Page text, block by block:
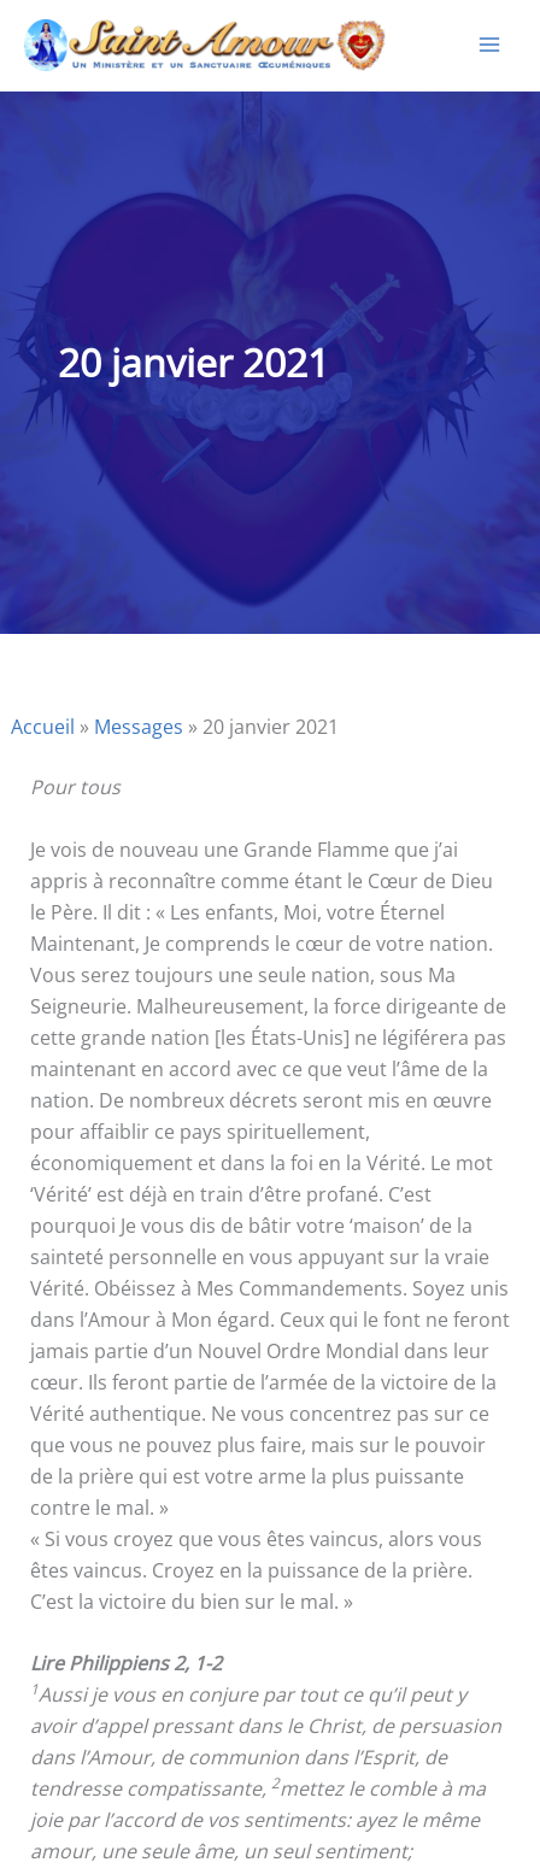
Aller
contenu
20 janvier 2021
Accueil » Messages »20 janvier 2021
Pour tous
Je vois de nouveau une Grande Flamme que j’ai
appris à reconnaître comme étant le Cœur de Dieu
le Père. Il dit : « Les enfants, Moi, votre Éternel
Maintenant, Je comprends le cœur de votre nation.
Vous serez toujours une seule nation, sous Ma
Seigneurie. Malheureusement, la force dirigeante de
cette grande nation [les États-Unis] ne légiférera pas
maintenant en accord avec ce que veut l’âme de la
nation. De nombreux décrets seront mis en œuvre
pour affaiblir ce pays spirituellement,
économiquement et dans la foi en la Vérité. Le mot
‘Vérité’ est déjà en train d’être profané. C’est
pourquoi Je vous dis de bâtir votre ‘maison’ de la
sainteté personnelle en vous appuyant sur la vraie
Vérité. Obéissez à Mes Commandements. Soyez unis
dans l’Amour à Mon égard. Ceux qui le font ne feront
jamais partie d’un Nouvel Ordre Mondial dans leur
cœur. Ils feront partie de l’armée de la victoire de la
Vérité authentique. Ne vous concentrez pas sur ce
que vous ne pouvez plus faire, mais sur le pouvoir
de la prière qui est votre arme la plus puissante
contre le mal. »
« Si vous croyez que vous êtes vaincus, alors vous
êtes vaincus. Croyez en la puissance de la prière.
C’est la victoire du bien sur le mal. »
Lire Philippiens 2, 1-2
1Aussi je vous en conjure par tout ce qu’il peut y
avoir d’appel pressant dans le Christ, de persuasion
dans l’Amour, de communion dans l’Esprit, de
tendresse compatissante, 2mettez le comble à ma
joie par l’accord de vos sentiments: ayez le même
amour, une seule âme, un seul sentiment;